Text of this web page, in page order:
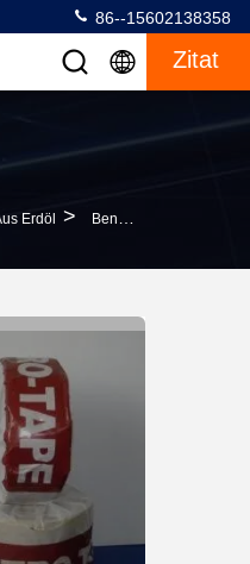
86--15602138358
Zitat
Erdöl > Benzinband